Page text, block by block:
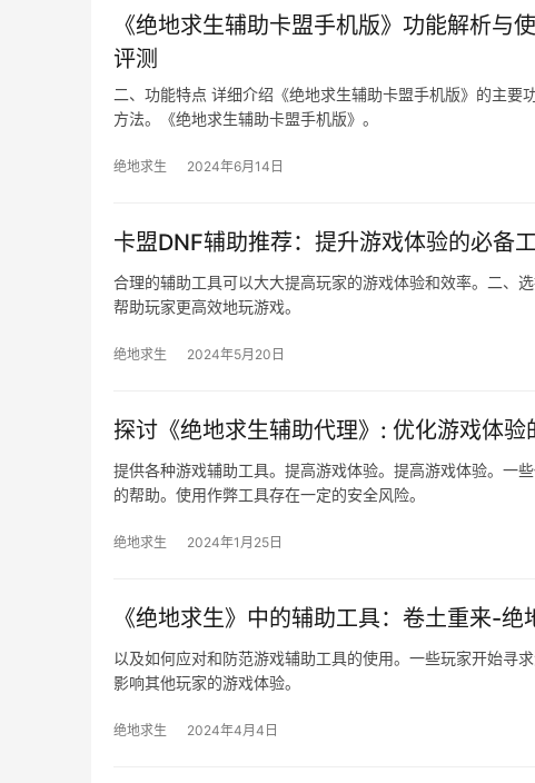
《绝地求生辅助卡盟手机版》功能解析与
评测
二、功能特点 详细介绍《绝地求生辅助卡盟手机版》的主
方法。《绝地求生辅助卡盟手机版》。
绝地求生 2024年6月14日
卡盟DNF辅助推荐：提升游戏体验的必备
合理的辅助工具可以大大提高玩家的游戏体验和效率。二、
帮助玩家更高效地玩游戏。
绝地求生 2024年5月20日
探讨《绝地求生辅助代理》: 优化游戏体验
提供各种游戏辅助工具。提高游戏体验。提高游戏体验。一
的帮助。使用作弊工具存在一定的安全风险。
绝地求生 2024年1月25日
《绝地求生》中的辅助工具：卷土重来-
以及如何应对和防范游戏辅助工具的使用。一些玩家开始寻
影响其他玩家的游戏体验。
绝地求生 2024年4月4日